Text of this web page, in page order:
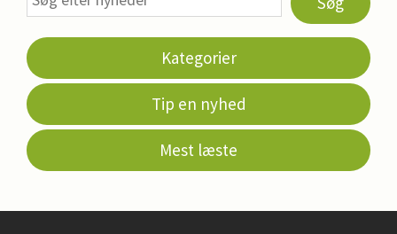
Kategorier
Tip en nyhed
Mest læste